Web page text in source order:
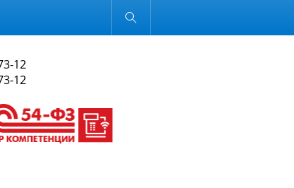
Обычная версия
12
12